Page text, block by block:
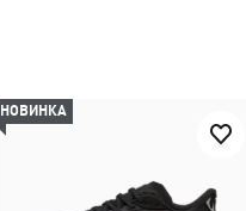
НОВИНКА